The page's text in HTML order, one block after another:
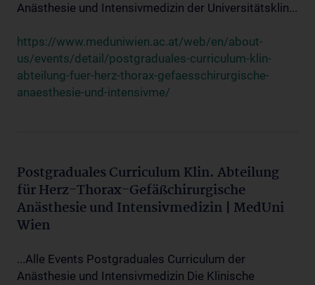
Anästhesie und Intensivmedizin der Universitätsklin...
https://www.meduniwien.ac.at/web/en/about-
us/events/detail/postgraduales-curriculum-klin-
abteilung-fuer-herz-thorax-gefaesschirurgische-
anaesthesie-und-intensivme/
Postgraduales Curriculum Klin. Abteilung
für Herz-Thorax-Gefäßchirurgische
Anästhesie und Intensivmedizin | MedUni
Wien
...Alle Events Postgraduales Curriculum der
Anästhesie und Intensivmedizin Die Klinische